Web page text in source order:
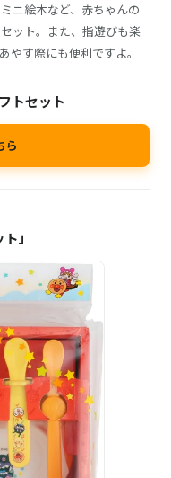
ニ絵本など、赤ちゃんの
ット。また、指遊びも楽
やす際にも便利ですよ。
トセット
ら
」